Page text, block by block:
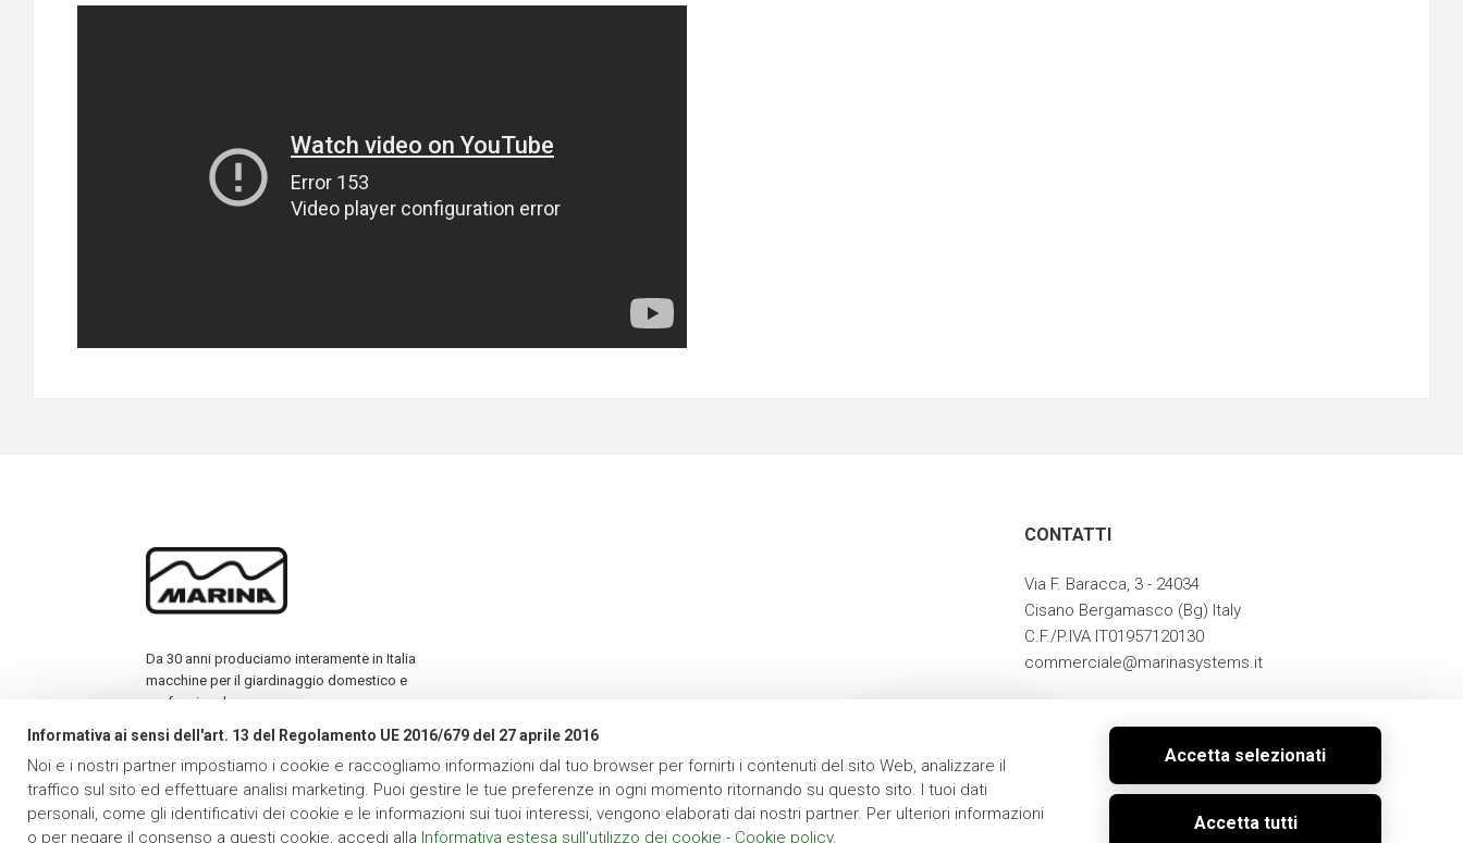
Da 30 anni produciamo interamente in Italia
macchine per il giardinaggio domestico e
professionale
CONTATTI
Via F. Baracca, 3 - 24034
Cisano Bergamasco (Bg) Italy
C.F./P.IVA IT01957120130
commerciale@marinasystems.it
Spedizione e resi
Condizioni di acquisto
Informativa ai sensi dell'art. 13 del Regolamento UE 2016/679 del 27 aprile 2016
Noi e i nostri partner impostiamo i cookie e raccogliamo informazioni dal tuo browser per fornirti i contenuti del sito Web, analizzare il
traffico sul sito ed effettuare analisi marketing. Puoi gestire le tue preferenze in ogni momento ritornando su questo sito. I tuoi dati
personali, come gli identificativi dei cookie e le informazioni sui tuoi interessi, vengono elaborati dai nostri partner. Per ulteriori informazioni
o per negare il consenso a questi cookie, accedi alla Informativa estesa sull'utilizzo dei cookie - Cookie policy.
Accetta selezionati
Accetta tutti